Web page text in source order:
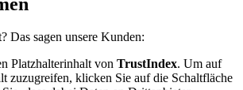
Das sagen unsere Kunden:
Platzhalterinhalt von TrustIndex. Um auf
zuzugreifen, klicken Sie auf die Schaltfläche